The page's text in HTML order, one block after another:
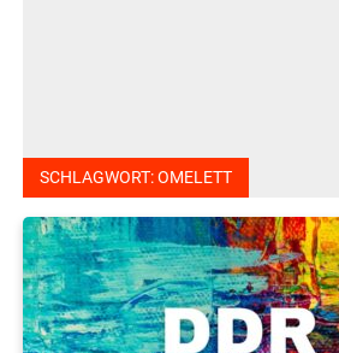
SCHLAGWORT:OMELETT